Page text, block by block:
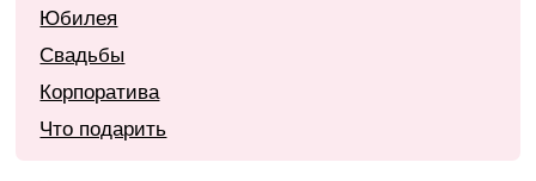
Юбилея
Свадьбы
Корпоратива
Что подарить